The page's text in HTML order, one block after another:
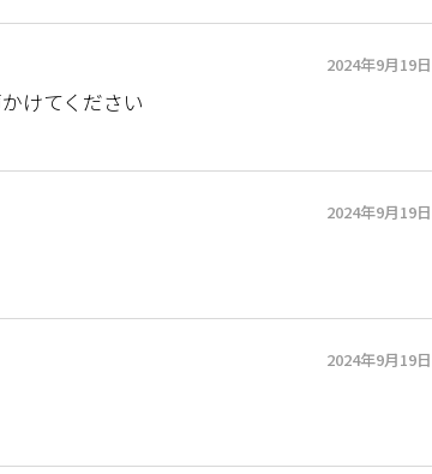
2024年9月19日
けてください
2024年9月19日
2024年9月19日